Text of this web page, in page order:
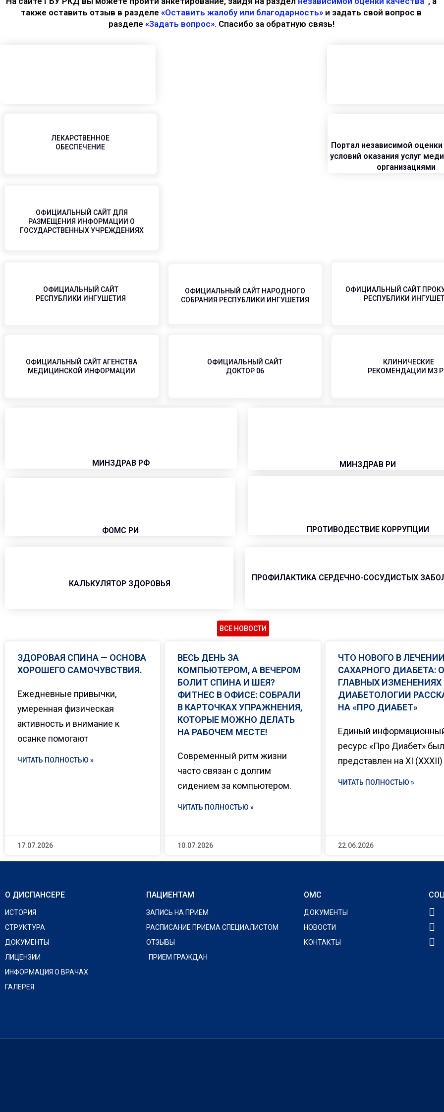
также оставить отзыв в разделе «Оставить жалобу или благодарность» и задать свой вопрос в
разделе «Задать вопрос». Спасибо за обратную связь!
ЛЕКАРСТВЕННОЕ
ОБЕСПЕЧЕНИЕ
Портал независимой
условий оказания услуг
организациями
ОФИЦИАЛЬНЫЙ САЙТ ДЛЯ
РАЗМЕЩЕНИЯ ИНФОРМАЦИИ О
ГОСУДАРСТВЕННЫХ УЧРЕЖДЕНИЯХ
ОФИЦИАЛЬНЫЙ САЙТ
РЕСПУБЛИКИ ИНГУШЕТИЯ
ОФИЦИАЛЬНЫЙ САЙТ НАРОДНОГО
СОБРАНИЯ РЕСПУБЛИКИ ИНГУШЕТИЯ
ОФИЦИАЛЬНЫЙ САЙТ
РЕСПУБЛИКИ
ОФИЦИАЛЬНЫЙ САЙТ АГЕНСТВА
МЕДИЦИНСКОЙ ИНФОРМАЦИИ
ОФИЦИАЛЬНЫЙ САЙТ
ДОКТОР 06
КЛИНИЧЕСКИЕ
РЕКОМЕНДАЦИИ МЗ
МИНЗДРАВ РФ
ФОМС РИ
МИНЗДРАВ РИ
ПРОТИВОДЕСТВИЕ КОРРУПЦИИ
КАЛЬКУЛЯТОР ЗДОРОВЬЯ
ПРОФИЛАКТИКА СЕРДЕЧНО-СОСУДИСТЫХ
ВСЕ НОВОСТИ
ЗДОРОВАЯ СПИНА — ОСНОВА
ХОРОШЕГО САМОЧУВСТВИЯ.
Ежедневные привычки,
умеренная физическая
активность и внимание к
осанке помогают
ЧИТАТЬ ПОЛНОСТЬЮ »
17.07.2026
ВЕСЬ ДЕНЬ ЗА
КОМПЬЮТЕРОМ, А ВЕЧЕРОМ
БОЛИТ СПИНА И ШЕЯ?
ФИТНЕС В ОФИСЕ: СОБРАЛИ
В КАРТОЧКАХ УПРАЖНЕНИЯ,
КОТОРЫЕ МОЖНО ДЕЛАТЬ
НА РАБОЧЕМ МЕСТЕ!
Современный ритм жизни
часто связан с долгим
сидением за компьютером.
ЧИТАТЬ ПОЛНОСТЬЮ »
10.07.2026
ЧТО НОВОГО В ЛЕЧЕНИИ
САХАРНОГО ДИАБЕТА: О
ГЛАВНЫХ ИЗМЕНЕНИЯХ
ДИАБЕТОЛОГИИ
НА «ПРО ДИАБЕТ»
Единый
ресурс «Про Диабет» был
представлен на XI (XXXII)
ЧИТАТЬ ПОЛНОСТЬЮ »
22.06.2026
О ДИСПАНСЕРЕ
ИСТОРИЯ
СТРУКТУРА
ДОКУМЕНТЫ
ЛИЦЕНЗИИ
ИНФОРМАЦИЯ О ВРАЧАХ
ГАЛЕРЕЯ
ПАЦИЕНТАМ
ЗАПИСЬ НА ПРИЕМ
РАСПИСАНИЕ ПРИЕМА СПЕЦИАЛИСТОМ
ОТЗЫВЫ
ПРИЕМ ГРАЖДАН
ОМС
ДОКУМЕНТЫ
НОВОСТИ
КОНТАКТЫ